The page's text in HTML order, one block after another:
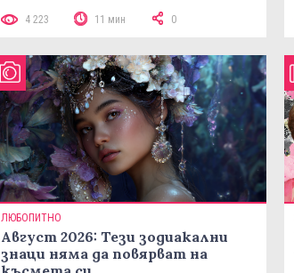
4 223 11 мин 0
ЛЮБОПИТНО
Август 2026: Тези зодиакални
знаци няма да повярват на